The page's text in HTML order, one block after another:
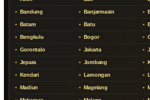
Bandung Banjarmasin
Batam Batu
Bengkulu Bogor
Gorontalo Jakarta
Jepara Jombang
Kendari Lamongan
Madiun Magelang